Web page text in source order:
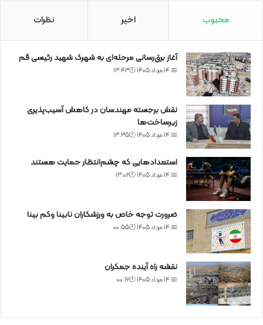
محبوب اخیر نظرات
آغاز برق‌رسانی مرحله‌ای به شهرک شهید رئیسی قم
📅 14 مرداد 1405 🕙13:43
نقش برجسته مهندسان در کاهش آسیب‌پذیری
زیرساخت‌ها
📅 14 مرداد 1405 🕙13:35
استعدادهایی که چشم‌انتظار حمایت هستند
📅 14 مرداد 1405 🕙13:02
ضرورت توجه خاص به ورزشکاران نابینا وکم بینا
📅 14 مرداد 1405 🕙00:55
نقشه راه آینده جمکران
📅 14 مرداد 1405 🕙00:16